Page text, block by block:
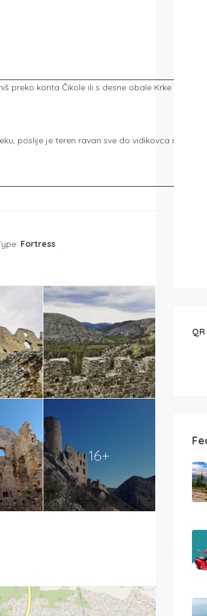
preko korita Čikole ili s desne obale Krke preko
poslije je teren ravan sve do vidikovca na utvrdi
Fortress
16+